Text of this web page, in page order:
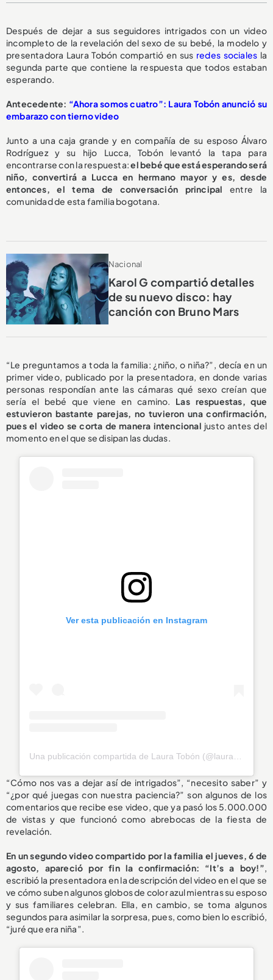
Después de dejar a sus seguidores intrigados con un video
incompleto de la revelación del sexo de su bebé, la modelo y
presentadora Laura Tobón compartió en sus redes sociales la
segunda parte que contiene la respuesta que todos estaban
esperando.
Antecedente: “Ahora somos cuatro”: Laura Tobón anunció su
embarazo con tierno video
Junto a una caja grande y en compañía de su esposo Álvaro
Rodríguez y su hijo Lucca, Tobón levantó la tapa para
encontrarse con la respuesta:el bebé que está esperando será
niño, convertirá a Lucca en hermano mayor y es, desde
entonces, el tema de conversación principal entre la
comunidad de esta familia bogotana.
Nacional
Karol G compartió detalles
de su nuevo disco: hay
canción con Bruno Mars
“Le preguntamos a toda la familia: ¿niño, o niña?”, decía en un
primer video, publicado por la presentadora, en donde varias
personas respondían ante las cámaras qué sexo creían que
sería el bebé que viene en camino. Las respuestas, que
estuvieron bastante parejas, no tuvieron una confirmación,
pues el video se corta de manera intencional justo antes del
momento en el que se disipan las dudas.
Ver esta publicación en Instagram
“Cómo nos vas a dejar así de intrigados”, “necesito saber” y
“¿por qué juegas con nuestra paciencia?” son algunos de los
comentarios que recibe ese video, que ya pasó los 5.000.000
de vistas y que funcionó como abrebocas de la fiesta de
revelación.
En un segundo video compartido por la familia el jueves, 6 de
agosto, apareció por fin la confirmación: “It’s a boy!”,
escribió la presentadora en la descripción del video en el que se
ve cómo suben algunos globos de color azul mientras su esposo
y sus familiares celebran. Ella, en cambio, se toma algunos
segundos para asimilar la sorpresa, pues, como bien lo escribió,
“juré que era niña”.